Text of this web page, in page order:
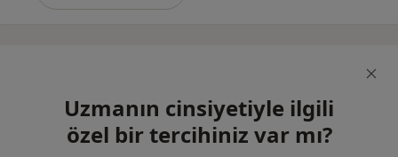
Uzmanın cinsiyetiyle ilgili
özel bir tercihiniz var mı?